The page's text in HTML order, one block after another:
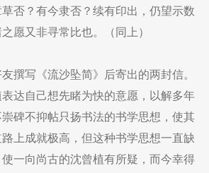
草否？有今隶否？续有印出，仍望示数
愿又非寻常比也。（同上）
撰写《流沙坠简》后寄出的两封信。
达自己想先睹为快的意愿，以解多年
碑不抑帖只扬书法的书学思想，使其
上成就极高，但这种书学思想一直缺
一向尚古的沈曾植有所疑，而今幸得